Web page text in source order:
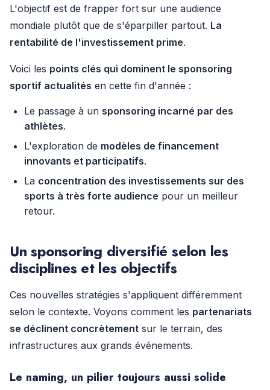
L'objectif est de frapper fort sur une audience
mondiale plutôt que de s'éparpiller partout. La
rentabilité de l'investissement prime.
Voici les points clés qui dominent le sponsoring
sportif actualités en cette fin d'année :
Le passage à un sponsoring incarné par des
athlètes.
L'exploration de modèles de financement
innovants et participatifs.
La concentration des investissements sur des
sports à très forte audience pour un meilleur
retour.
Un sponsoring diversifié selon les
disciplines et les objectifs
Ces nouvelles stratégies s'appliquent différemment
selon le contexte. Voyons comment les partenariats
se déclinent concrètement sur le terrain, des
infrastructures aux grands événements.
Le naming, un pilier toujours aussi solide